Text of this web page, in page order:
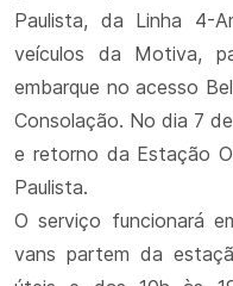
Paulista, da Linha 4-
veículos da Motiva,
embarque no acesso
Consolação. No dia 7
e retorno da Estação
Paulista.
O serviço funcionará
vans partem da